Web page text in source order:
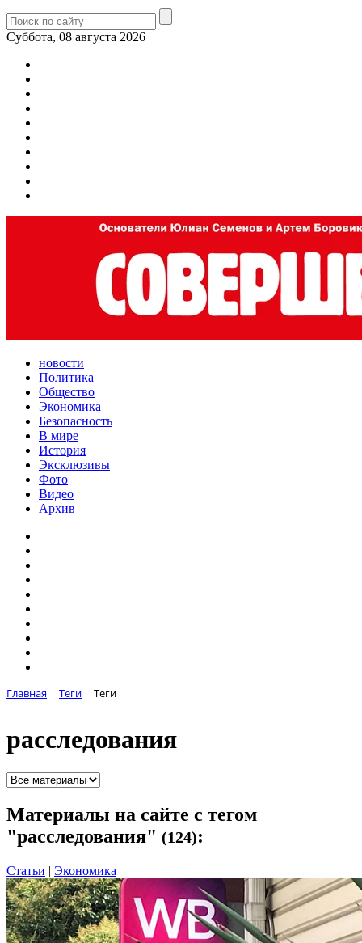
Суббота, 08 августа 2026
новости
Политика
Общество
Экономика
Безопасность
В мире
История
Эксклюзивы
Фото
Видео
Архив
Главная Теги Теги
расследования
Материалы на сайте с тегом
"расследования" (124):
Статьи | Экономика